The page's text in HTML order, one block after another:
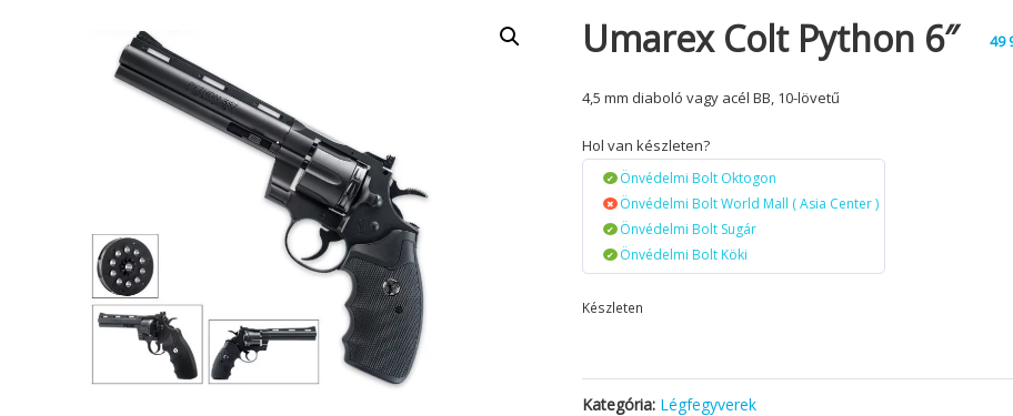
Umarex Colt Python 6″ 49
4,5 mm diaboló vagy acél BB, 10-lövetű
Hol van készleten?
Önvédelmi Bolt Oktogon
Önvédelmi Bolt World Mall ( Asia Center )
Önvédelmi Bolt Sugár
Önvédelmi Bolt Köki
Készleten
Kategória: Légfegyverek